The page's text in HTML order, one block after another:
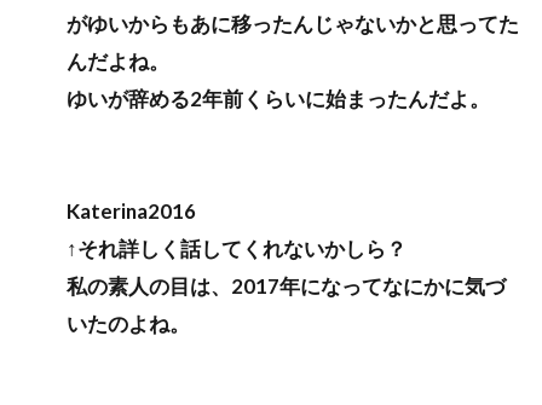
がゆいからもあに移ったんじゃないかと思ってた
んだよね。
ゆいが辞める2年前くらいに始まったんだよ。
Katerina2016
↑それ詳しく話してくれないかしら？
私の素人の目は、2017年になってなにかに気づ
いたのよね。